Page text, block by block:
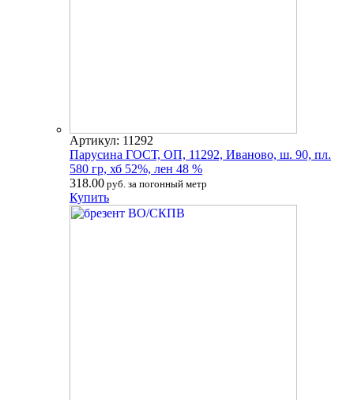
Артикул: 11292
Парусина ГОСТ, ОП, 11292, Иваново, ш. 90, пл.
580 гр, хб 52%, лен 48 %
318.00 руб. за погонный метр
Купить